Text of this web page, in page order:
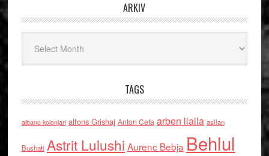
ARKIV
TAGS
albano kolonjari alfons Grishaj Anton Cefa arben llalla asllan
Bushati Astrit Lulushi Aurenc Bebja Behlul